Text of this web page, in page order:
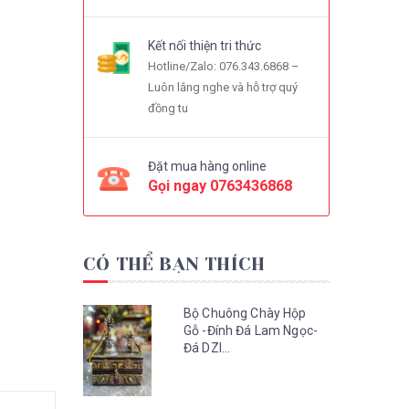
Kết nối thiện tri thức
Hotline/Zalo: 076.343.6868 –
Luôn lắng nghe và hỗ trợ quý
đồng tu
Đặt mua hàng online
Gọi ngay 0763436868
CÓ THỂ BẠN THÍCH
Bộ Chuông Chày Hộp
Gỗ -Đính Đá Lam Ngọc-
Đá DZI...